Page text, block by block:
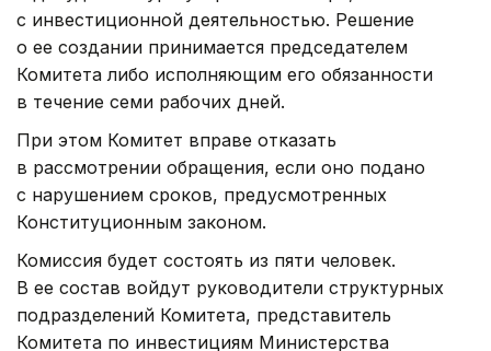
с инвестиционной деятельностью. Решение
о ее создании принимается председателем
Комитета либо исполняющим его обязанности
в течение семи рабочих дней.
При этом Комитет вправе отказать
в рассмотрении обращения, если оно подано
с нарушением сроков, предусмотренных
Конституционным законом.
Комиссия будет состоять из пяти человек.
В ее состав войдут руководители структурных
подразделений Комитета, представитель
Комитета по инвестициям Министерства